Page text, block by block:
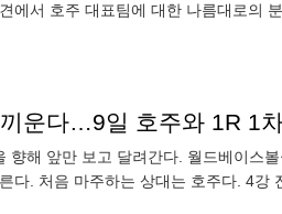
서 호주 대표팀에 대한 나름대로의
끼운다…9일 호주와 1R 1
향해 앞만 보고 달려간다. 월드베이스
다. 처음 마주하는 상대는 호주다. 4강